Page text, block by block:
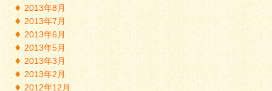
2013年8月
2013年7月
2013年6月
2013年5月
2013年3月
2013年2月
2012年12月